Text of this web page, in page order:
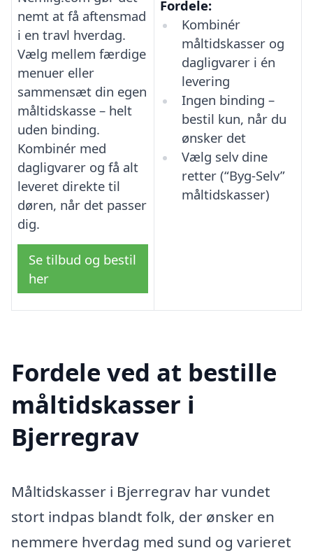
nemt at få aftensmad
i en travl hverdag.
Vælg mellem færdige
menuer eller
sammensæt din egen
måltidskasse – helt
uden binding.
Kombinér med
dagligvarer og få alt
leveret direkte til
døren, når det passer
dig.
Se tilbud og bestil
her
Fordele:
Kombinér
måltidskasser og
dagligvarer i én
levering
Ingen binding –
bestil kun, når du
ønsker det
Vælg selv dine
retter (“Byg-Selv”
måltidskasser)
Fordele ved at bestille
måltidskasser i
Bjerregrav
Måltidskasser i Bjerregrav har vundet
stort indpas blandt folk, der ønsker en
nemmere hverdag med sund og varieret